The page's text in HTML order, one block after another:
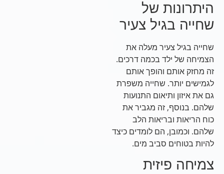
היתרונות של
שחייה בגיל צעיר
שחייה בגיל צעיר מעלה את
הצמיחה של ילד בכמה דרכים.
זה מחזק אותם והופך אותם
לגמישים יותר. שחייה משפרת
גם את איזון ותיאום התנועות
שלהם. בנוסף, זה מגביר את
כוח הריאות ובריאות הלב
שלהם. וכמובן, הם לומדים כיצד
להיות בטוחים סביב מים.
צמיחה פיזית